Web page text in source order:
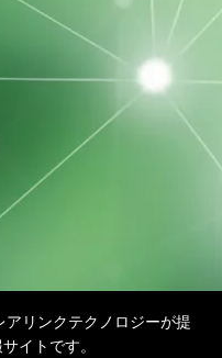
アリンクテクノロジーが提
イトです。